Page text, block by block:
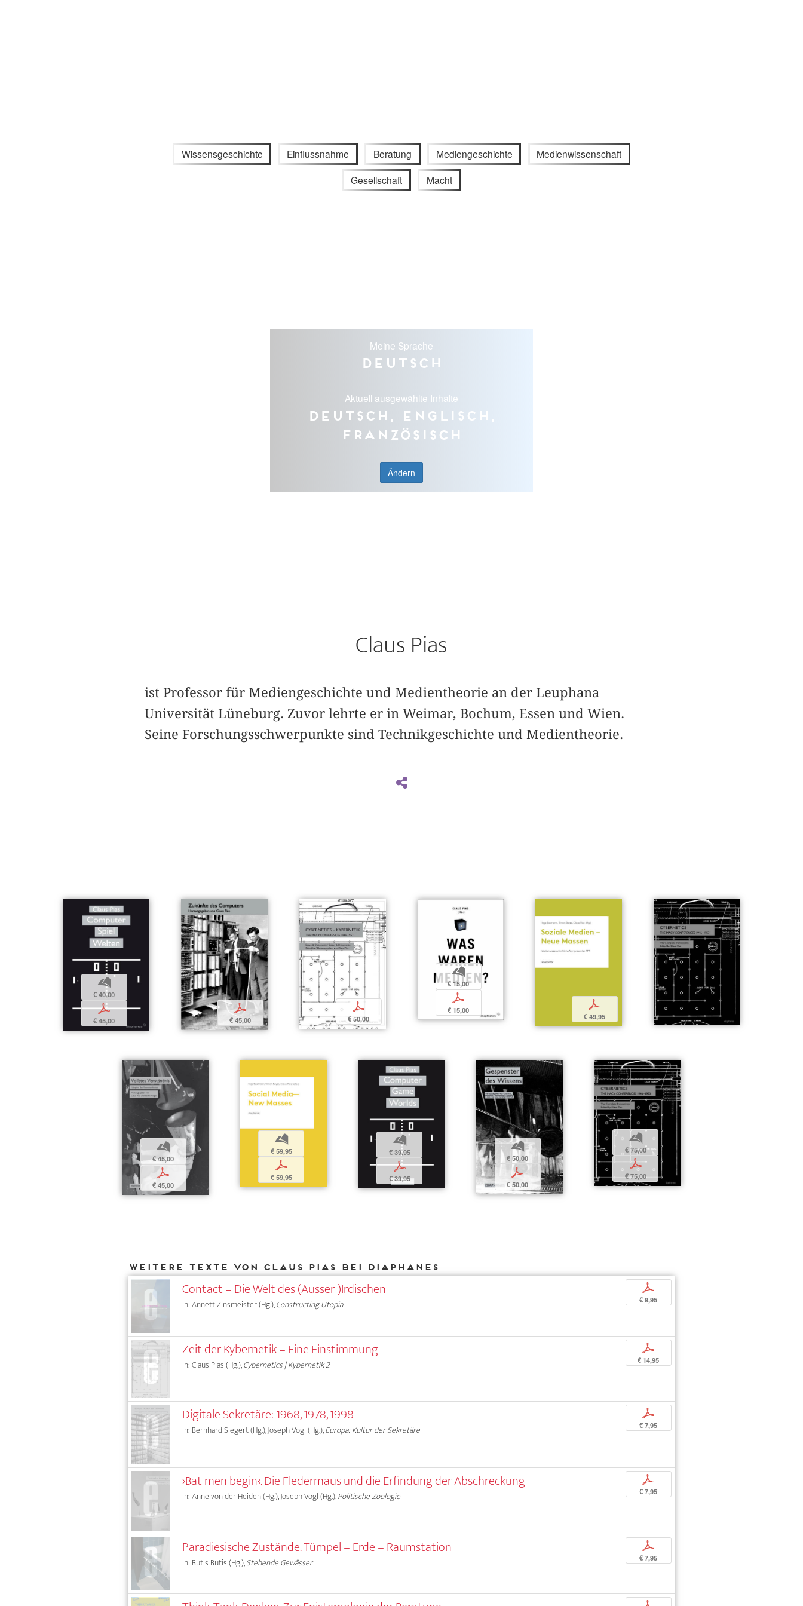
Wissensgeschichte Einflussnahme Beratung Mediengeschichte Medienwissenschaft
Gesellschaft Macht
Meine Sprache
Deutsch
Aktuell ausgewählte Inhalte
Deutsch, Englisch,
Französisch
Ändern
Claus Pias
ist Professor für Mediengeschichte und Medientheorie an der Leuphana
Universität Lüneburg. Zuvor lehrte er in Weimar, Bochum, Essen und Wien.
Seine Forschungsschwerpunkte sind Technikgeschichte und Medientheorie.
b
€ 40,00
p
€ 45,00
p
€ 45,00
p
€ 50,00
b
€ 15,00
p
€ 15,00 p
€ 49,95
b
€ 45,00
p
€ 45,00
b
€ 59,95
p
€ 59,95
b
€ 39,95
p
€ 39,95
b
€ 50,00
p
€ 50,00
b
€ 75,00
p
€ 75,00
Weitere Texte von Claus Pias bei DIAPHANES
Contact – Die Welt des (Ausser-)Irdischen
In: Annett Zinsmeister (Hg.),Constructing Utopia
p
€ 9,95
Zeit der Kybernetik – Eine Einstimmung
In: Claus Pias (Hg.),Cybernetics | Kybernetik 2
p
€ 14,95
Digitale Sekretäre: 1968, 1978, 1998
In: Bernhard Siegert (Hg.), Joseph Vogl (Hg.),Europa: Kultur der Sekretäre
p
€ 7,95
›Bat men begin‹. Die Fledermaus und die Erfindung der Abschreckung
In: Anne von der Heiden (Hg.), Joseph Vogl (Hg.),Politische Zoologie
p
€ 7,95
Paradiesische Zustände. Tümpel – Erde – Raumstation
In: Butis Butis (Hg.),Stehende Gewässer
p
€ 7,95